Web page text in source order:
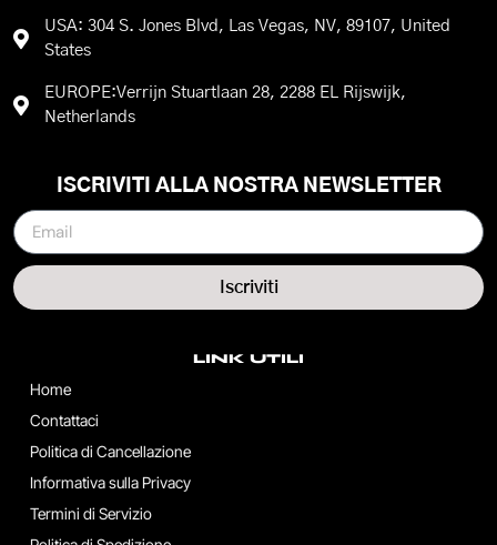
USA: 304 S. Jones Blvd, Las Vegas, NV, 89107, United
States
EUROPE:Verrijn Stuartlaan 28, 2288 EL Rijswijk,
Netherlands
LINK UTILI
Home
Contattaci
Politica di Cancellazione
Informativa sulla Privacy
Termini di Servizio
ISCRIVITI ALLA NOSTRA NEWSLETTER
Iscriviti